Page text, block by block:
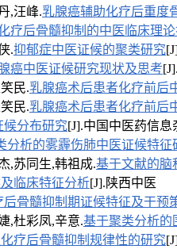
,汪峰.乳腺癌辅助化疗后重度
疗后骨髓抑制的中医临床理
.抑郁症中医证候的聚类研究
癌中医证候研究现状及思考
民.乳腺癌术后患者化疗前后
民.乳腺癌术后患者化疗前后
候分布研究[J].中国中医药信息
分析的雾霾伤肺中医证候特征
,苏同生,韩祖成.基于文献的脑
临床特征分析[J].陕西中医
后骨髓抑制期证候特征及干预
,杜彩凤,辛意.基于聚类分析的
疗后骨髓抑制规律性的研究